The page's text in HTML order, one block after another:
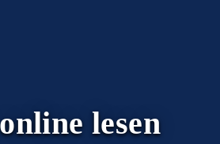
lesen